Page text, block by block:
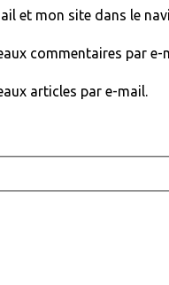
et mon site dans le
commentaires par e-
articles par e-mail.